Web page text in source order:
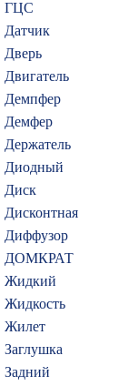
ГЦС
Датчик
Дверь
Двигатель
Демпфер
Демфер
Держатель
Диодный
Диск
Дисконтная
Диффузор
ДОМКРАТ
Жидкий
Жидкость
Жилет
Заглушка
Задний